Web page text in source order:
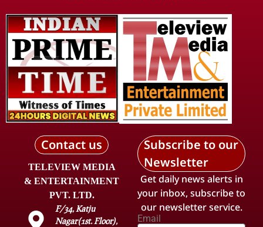
Contact us
TELEVIEW MEDIA
& ENTERTAINMENT
PVT. LTD.
F/34, Katju
Nagar(1st. Floor),
Subscribe to our
Newsletter
Get daily news alerts in
your inbox, subscribe to
our newsletter service.
Email